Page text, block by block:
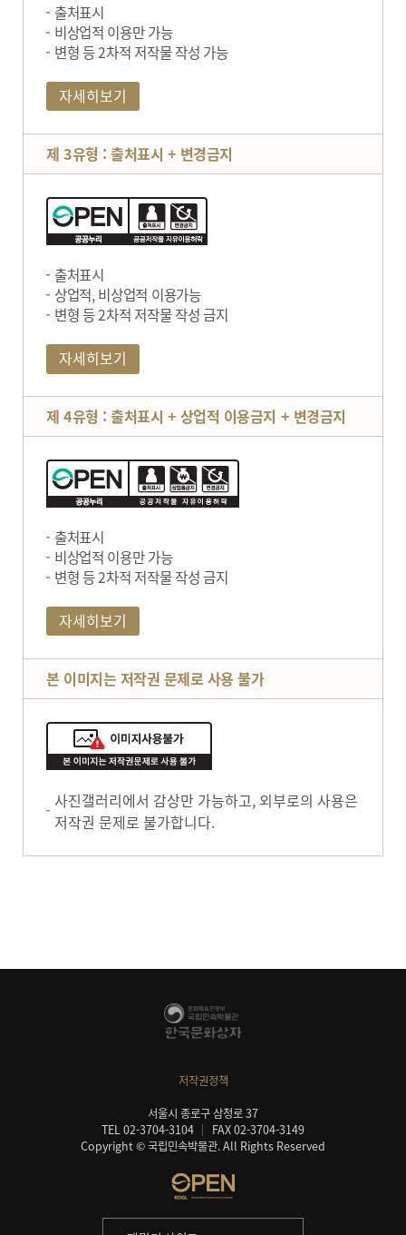
출처표시
비상업적 이용만 가능
변형 등 2차적 저작물 작성 가능
자세히보기
제 3유형 : 출처표시 + 변경금지
출처표시
상업적, 비상업적 이용가능
변형 등 2차적 저작물 작성 금지
자세히보기
제 4유형 : 출처표시 + 상업적 이용금지 + 변경금지
출처표시
비상업적 이용만 가능
변형 등 2차적 저작물 작성 금지
자세히보기
본 이미지는 저작권 문제로 사용 불가
사진갤러리에서 감상만 가능하고, 외부로의 사용은
저작권 문제로 불가합니다.
저작권정책
서울시 종로구 삼청로 37
TEL 02-3704-3104
FAX 02-3704-3149
Copyright © 국립민속박물관. All Rights Reserved